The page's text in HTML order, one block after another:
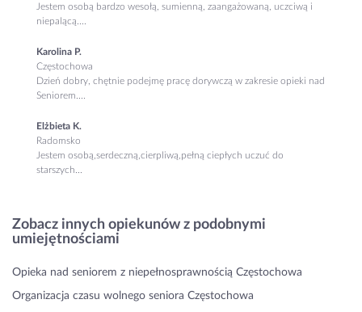
Jestem osobą bardzo wesołą, sumienną, zaangażowaną, uczciwą i
niepalącą....
Karolina P.
Częstochowa
Dzień dobry, chętnie podejmę pracę dorywczą w zakresie opieki nad
Seniorem....
Elżbieta K.
Radomsko
Jestem osobą,serdeczną,cierpliwą,pełną ciepłych uczuć do
starszych...
Zobacz innych opiekunów z podobnymi
umiejętnościami
Opieka nad seniorem z niepełnosprawnością Częstochowa
Organizacja czasu wolnego seniora Częstochowa